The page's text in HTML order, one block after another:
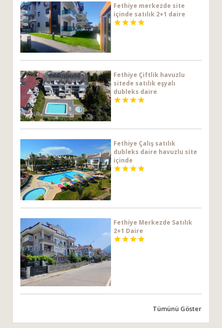
Fethiye merkezde site
içinde satılık 2+1 daire

Fethiye Çiftlik havuzlu
sitede satılık eşyalı
dubleks daire

Fethiye Çalış satılık
dubleks daire havuzlu site
içinde

Fethiye Merkezde Satılık
2+1 Daire

Tümünü Göster